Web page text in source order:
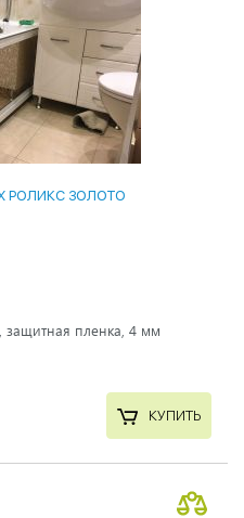
РОЛИКС ЗОЛОТО
защитная пленка, 4 мм
КУПИТЬ